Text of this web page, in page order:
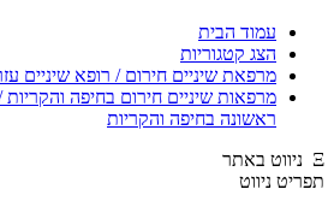
עמוד הבית
הצג קטגוריות
מרפאת שיניים חירום / רופא שיניים
מרפאות שיניים חירום בחיפה והקריות /
ראשונה בחיפה והקריות
ניווט